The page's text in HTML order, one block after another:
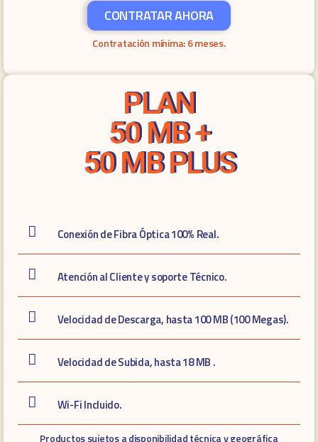
CONTRATAR AHORA
Contratación mínima: 6 meses.
PLAN
50 MB +
50 MB PLUS
Conexión de Fibra Óptica 100% Real.
Atención al Cliente y soporte Técnico.
Velocidad de Descarga, hasta 100 MB (100 Megas).
Velocidad de Subida, hasta 18 MB .
Wi-Fi Incluido.
Productos sujetos a disponibilidad técnica y geográfica